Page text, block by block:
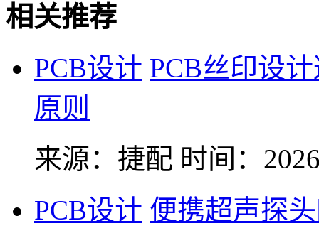
相关推荐
PCB设计 PCB丝印设
原则
来源：捷配 时间：
PCB设计 便携超声探